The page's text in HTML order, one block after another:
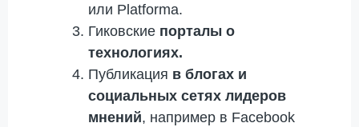
или Platforma.
Гиковские порталы о
технологиях.
Публикация в блогах и
социальных сетях лидеров
мнений, например в Facebook